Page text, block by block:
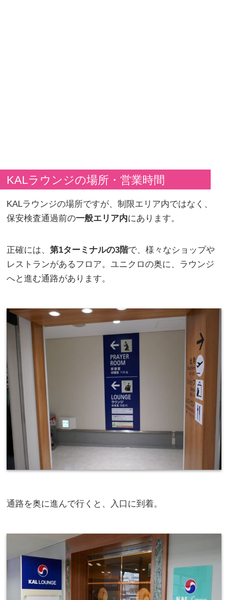
KALラウンジの場所・営業時間
KALラウンジの場所ですが、制限エリア内ではなく、
保安検査通過前の一般エリア内にあります。
正確には、第1ターミナルの3階で、様々なショップや
レストランがあるフロア。ユニクロの奥に、ラウンジ
へと進む通路があります。
通路を奥に進んで行くと、入口に到着。